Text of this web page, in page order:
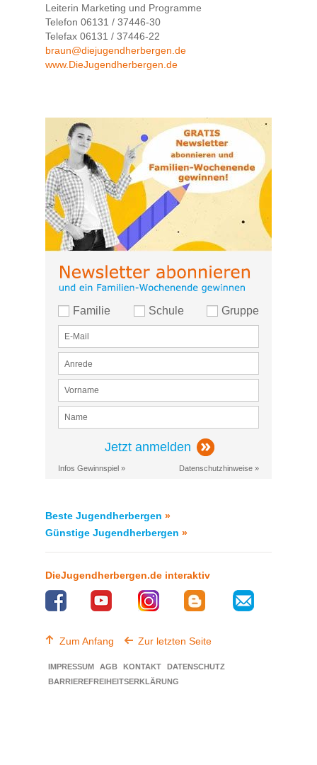
Leiterin Marketing und Programme
Telefon 06131 / 37446-30
Telefax 06131 / 37446-22
braun@diejugendherbergen.de
www.DieJugendherbergen.de
Familie Schule Gruppe
Jetzt anmelden
Infos Gewinnspiel » Datenschutzhinweise »
Beste Jugendherbergen »
Günstige Jugendherbergen »
DieJugendherbergen.de interaktiv
Zum Anfang Zur letzten Seite
IMPRESSUM AGB KONTAKT
DATENSCHUTZ
BARRIEREFREIHEITSERKLÄRUNG